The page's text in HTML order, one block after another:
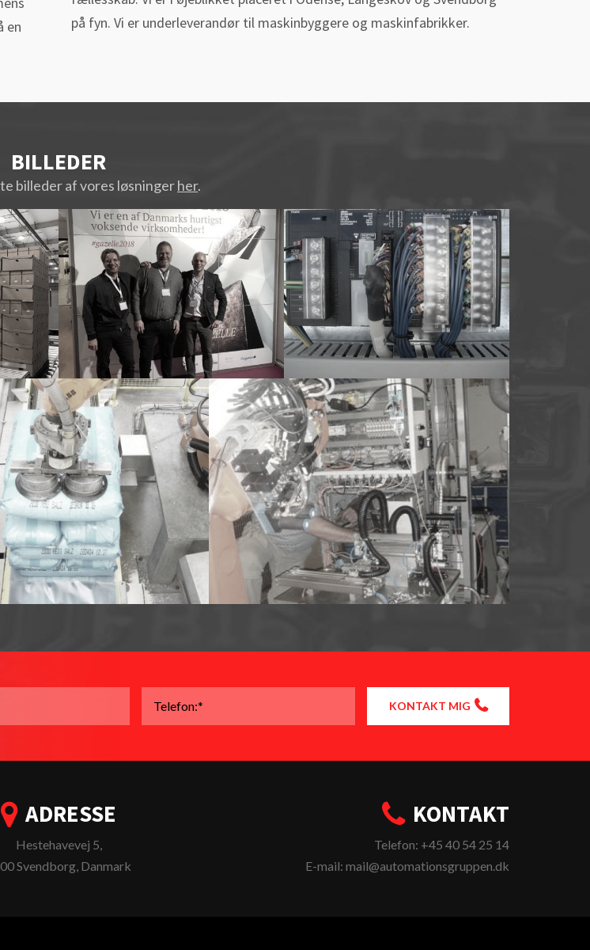
en
på fyn. Vi er underleverandør til maskinbyggere og maskinfabrikker.
BILLEDER
billeder af vores løsningerher.
Telefon KONTAKT MIG
ADRESSE
Hestehavevej 5,
Svendborg, Danmark
KONTAKT
Telefon: +45 40 54 25 14
E-mail: mail@automationsgruppen.dk